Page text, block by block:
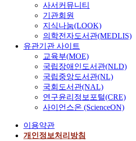
사서커뮤니티
기관회원
지식나눔(LOOK)
의학전자도서관(MEDLIS)
유관기관 사이트
교육부(MOE)
국립장애인도서관(NLD)
국립중앙도서관(NL)
국회도서관(NAL)
연구윤리정보포털(CRE)
사이언스온 (ScienceON)
이용약관
개인정보처리방침